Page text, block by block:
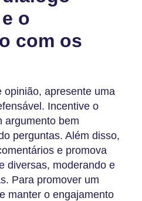
o
com os
opinião, apresente uma
Incentive o
argumento bem
perguntas. Além disso,
e promova
diversas, moderando e
Para promover um
manter o engajamento